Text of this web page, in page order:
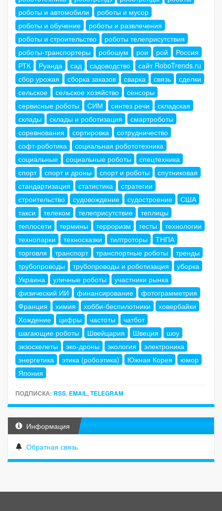
роботы и автомобили
роботы и мусор
роботы и обучение
роботы и развлечения
роботы и строительство
роботы телеприсутствия
роботы-транспортеры
робошум рои рой
Россия
РТК
Руанда сад садоводство
сайт RoboTrends.ru
сбор урожая
сборка заказов сварка связь
сделки
сельское
сельское хозяйство
сенсоры
сервисные роботы
СИМ синтез речи
складская
склады
склады и роботизация
смартроботы
соревнования
сортировка
сотрудничество
софт-роботика
социальная робототехника
социальные
социальные роботы
спецтехника
спорт
спорт и дроны спорт и роботы
спутниковая
стандартизация
статистика
стратегии
строительство
судовождение судостроение
США
такси
телеком телеприсутствие
теплицы
теплосети
термины терроризм тесты
технологии
технопарки
техносказки тилтроторы
ТНПА
торговля
транспорт транспортные роботы
тренды
трубопроводы
трубопроводы и роботизация
уборка
Украина
уличные роботы
участники рынка
физический ИИ
финансирование
фотограмметрия
Франция
химия хобби-беспилотники
ховербайки
Хождение
цифры частоты
чатбот
шагающие роботы
Швейцария Швеция
шоу
экзоскелеты
эко-дроны экология
электроника
энергетика
этика (робоэтика) Южная Корея
юмор
Япония
ПОДПИСКА: RSS, EMAIL,TELEGRAM
Информация
Обратная связь